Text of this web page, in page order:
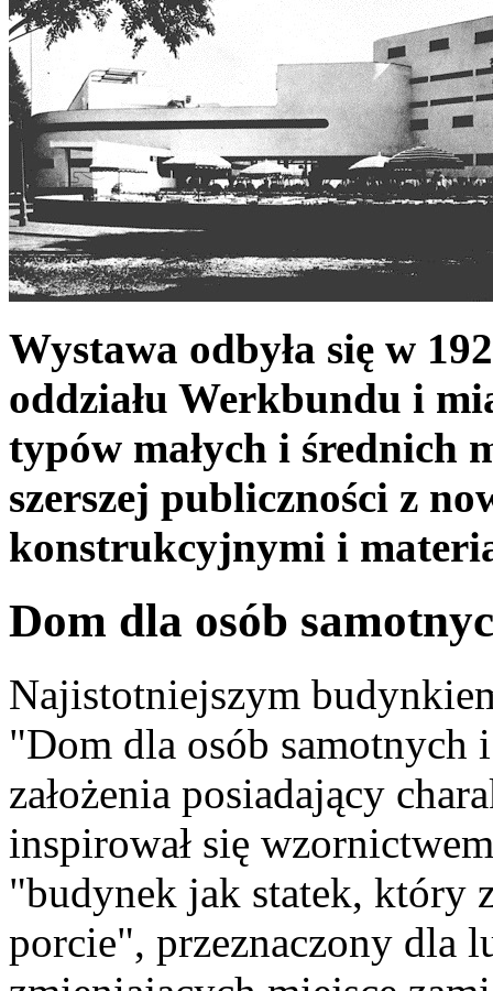
Wystawa odbyła się w
oddziału Werkbundu i
typów małych i średnich
szerszej publiczności z
konstrukcyjnymi i
Dom dla osób
Najistotniejszym
"Dom dla osób samotnych
założenia posiadający
inspirował się
"budynek jak statek, który
porcie", przeznaczony dla